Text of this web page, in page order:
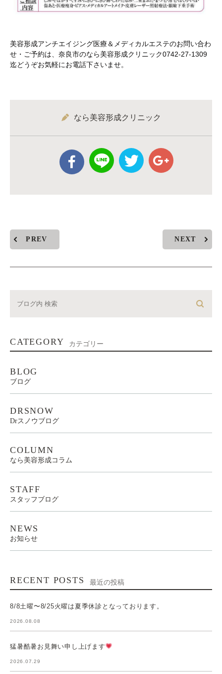
美容形成アンチエイジング医療＆メディカルエステのお問い合わ
せ・ご予約は、奈良市のなら美容形成クリニック0742-27-1309
迄どうぞお気軽にお電話下さいませ。
なら美容形成クリニック
PREV NEXT
CATEGORY カテゴリー
BLOG
ブログ
DRSNOW
Drスノウブログ
COLUMN
なら美容形成コラム
STAFF
スタッフブログ
NEWS
お知らせ
RECENT POSTS 最近の投稿
8/8土曜〜8/25火曜は夏季休診となっております。
2026.08.08
猛暑酷暑お見舞い申し上げます
2026.07.29